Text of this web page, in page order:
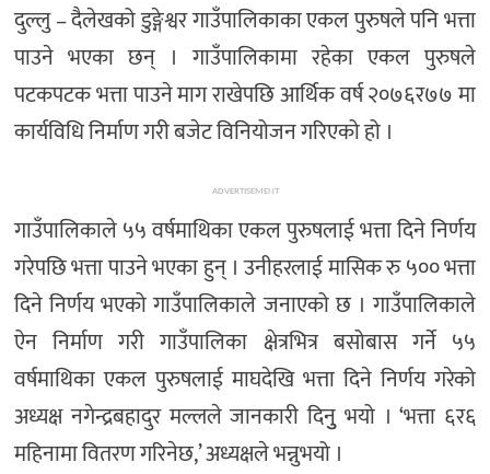
दुल्लु – दैलेखको डुङ्गेश्वर गाउँपालिकाका एकल पुरुषले पनि भत्ता
पाउने भएका छन् । गाउँपालिकामा रहेका एकल पुरुषले
पटकपटक भत्ता पाउने माग राखेपछि आर्थिक वर्ष २०७६र७७ मा
कार्यविधि निर्माण गरी बजेट विनियोजन गरिएको हो ।
ADVERTISEMENT
गाउँपालिकाले ५५ वर्षमाथिका एकल पुरुषलाई भत्ता दिने निर्णय
गरेपछि भत्ता पाउने भएका हुन् । उनीहरलाई मासिक रु ५०० भत्ता
दिने निर्णय भएको गाउँपालिकाले जनाएको छ । गाउँपालिकाले
ऐन निर्माण गरी गाउँपालिका क्षेत्रभित्र बसोबास गर्ने ५५
वर्षमाथिका एकल पुरुषलाई माघदेखि भत्ता दिने निर्णय गरेको
अध्यक्ष नगेन्द्रबहादुर मल्लले जानकारी दिनुु भयो । ‘भत्ता ६र६
महिनामा वितरण गरिनेछ,’ अध्यक्षले भन्नुभयो ।